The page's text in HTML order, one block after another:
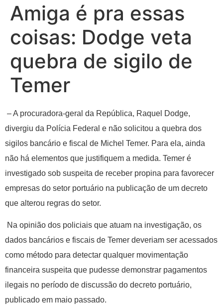
Amiga é pra essas
coisas: Dodge veta
quebra de sigilo de
Temer
– A procuradora-geral da República, Raquel Dodge,
divergiu da Polícia Federal e não solicitou a quebra dos
sigilos bancário e fiscal de Michel Temer. Para ela, ainda
não há elementos que justifiquem a medida. Temer é
investigado sob suspeita de receber propina para favorecer
empresas do setor portuário na publicação de um decreto
que alterou regras do setor.
Na opinião dos policiais que atuam na investigação, os
dados bancários e fiscais de Temer deveriam ser acessados
como método para detectar qualquer movimentação
financeira suspeita que pudesse demonstrar pagamentos
ilegais no período de discussão do decreto portuário,
publicado em maio passado.